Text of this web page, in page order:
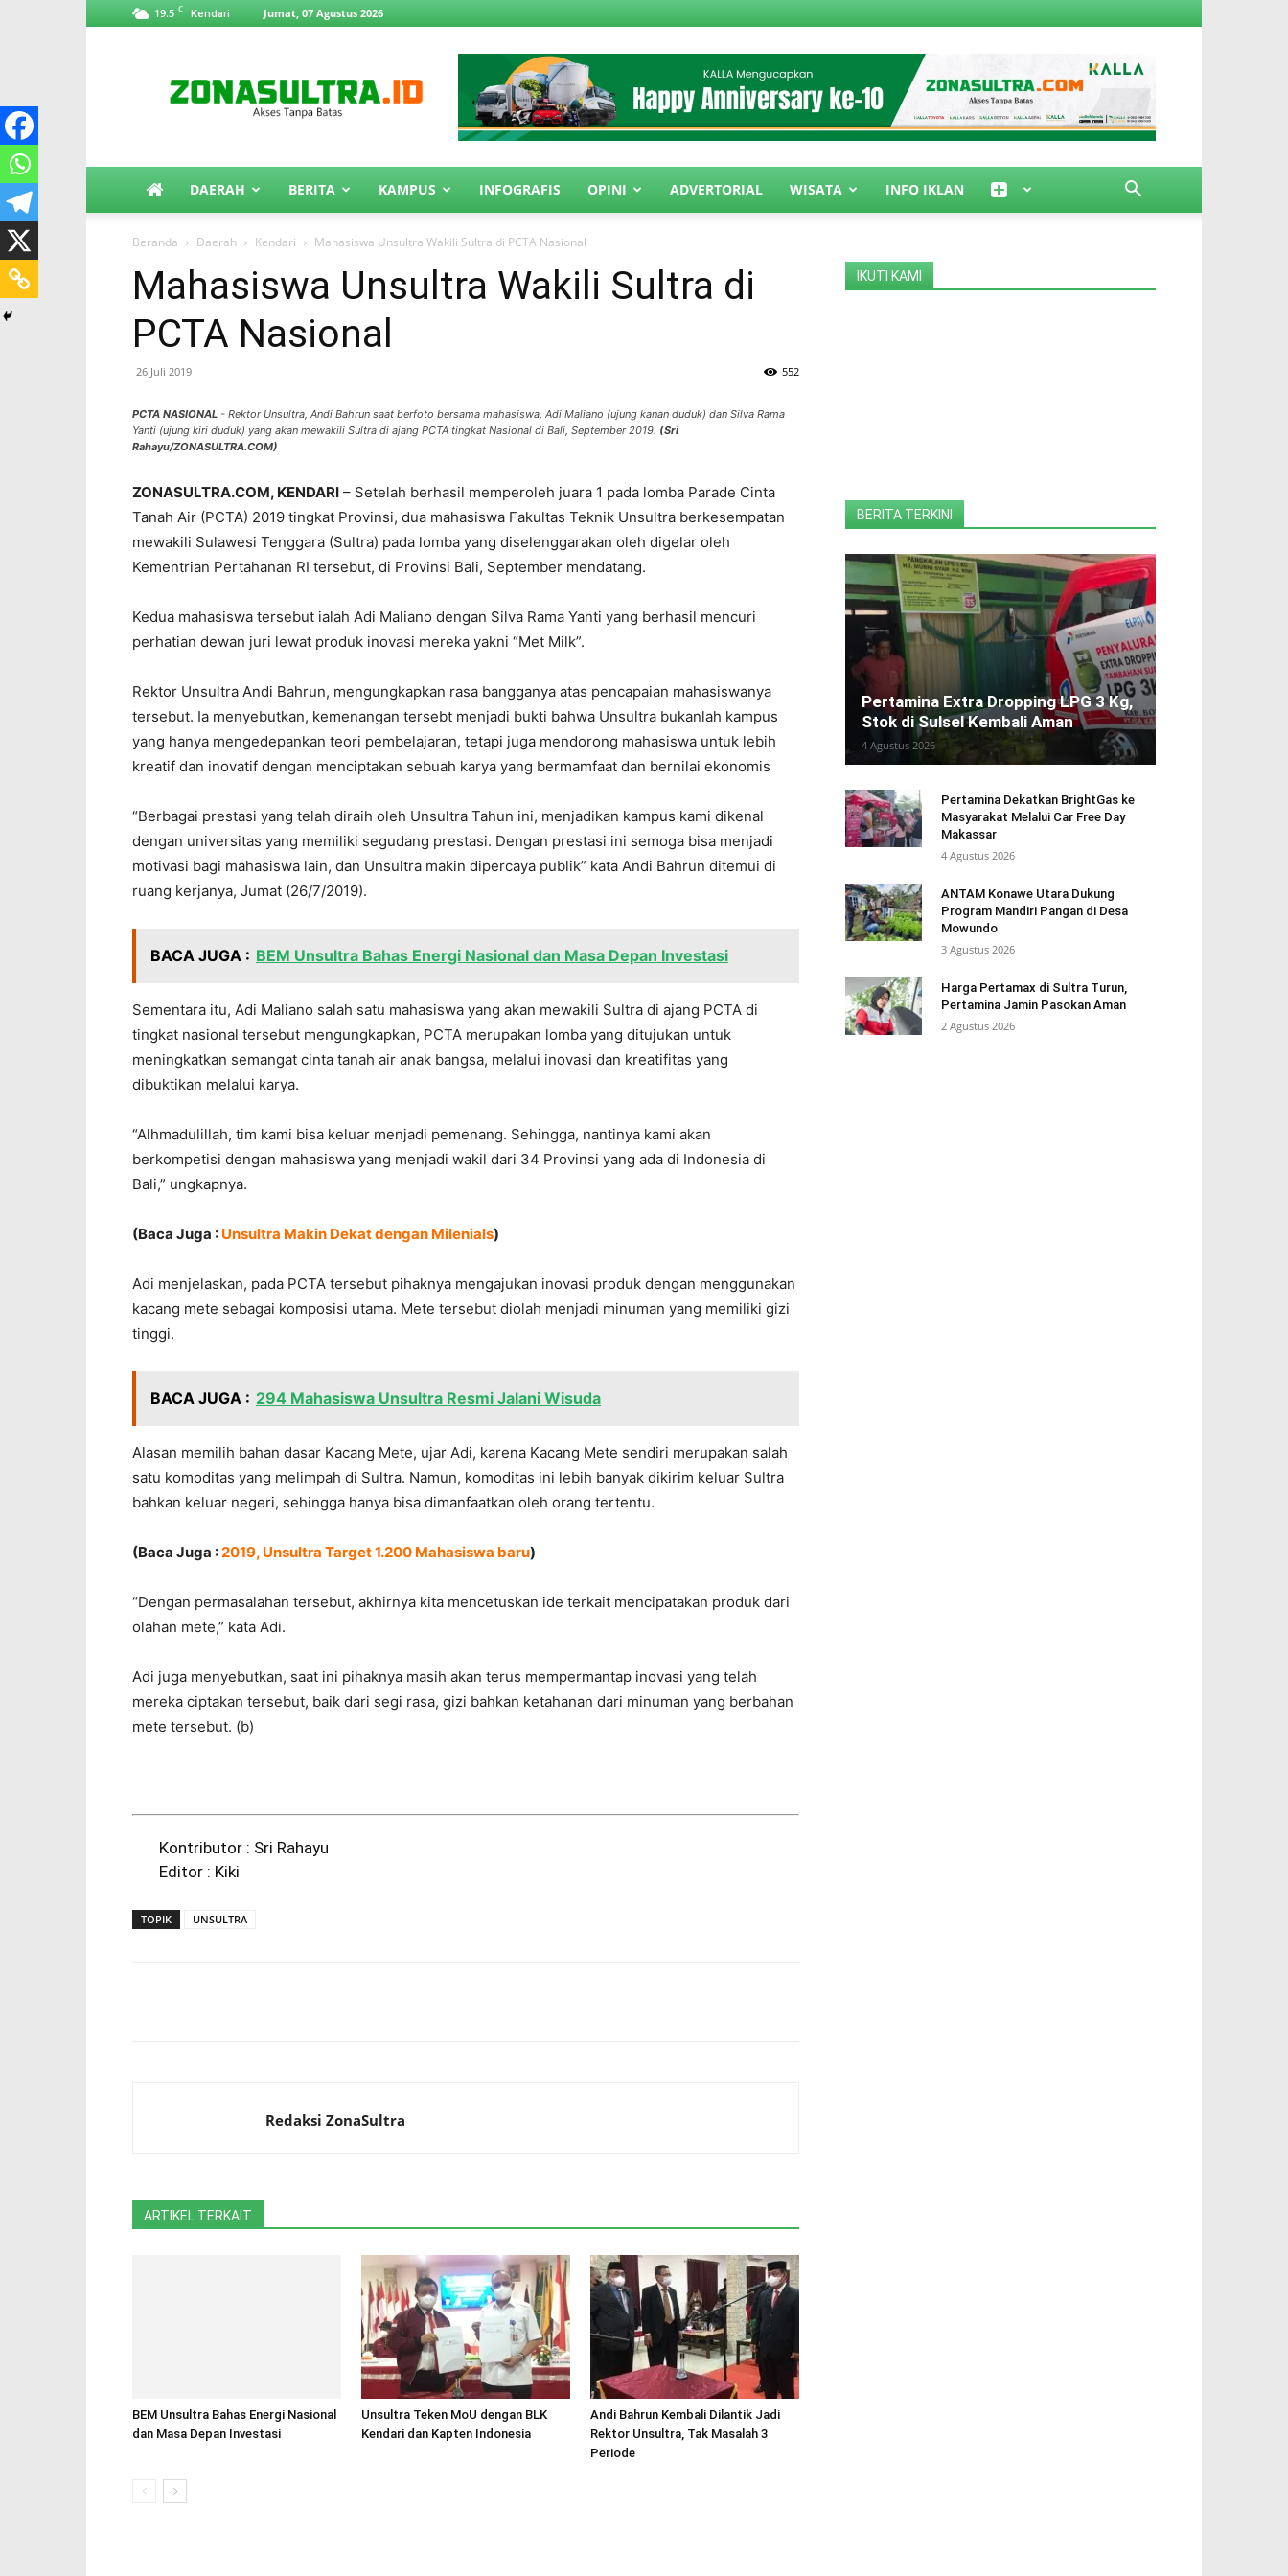
19.5 C Kendari Jumat, 07 Agustus 2026
DAERAH BERITA KAMPUS INFOGRAFIS OPINI ADVERTORIAL WISATA INFO IKLAN
Beranda Daerah Kendari Mahasiswa Unsultra Wakili Sultra di PCTA Nasional
Mahasiswa Unsultra Wakili Sultra di
PCTA Nasional
26 Juli 2019 552
PCTA NASIONAL - Rektor Unsultra, Andi Bahrun saat berfoto bersama mahasiswa, Adi Maliano (ujung kanan duduk) dan Silva Rama
Yanti (ujung kiri duduk) yang akan mewakili Sultra di ajang PCTA tingkat Nasional di Bali, September 2019. (Sri
Rahayu/ZONASULTRA.COM)
ZONASULTRA.COM, KENDARI – Setelah berhasil memperoleh juara 1 pada lomba Parade Cinta
Tanah Air (PCTA) 2019 tingkat Provinsi, dua mahasiswa Fakultas Teknik Unsultra berkesempatan
mewakili Sulawesi Tenggara (Sultra) pada lomba yang diselenggarakan oleh digelar oleh
Kementrian Pertahanan RI tersebut, di Provinsi Bali, September mendatang.
Kedua mahasiswa tersebut ialah Adi Maliano dengan Silva Rama Yanti yang berhasil mencuri
perhatian dewan juri lewat produk inovasi mereka yakni “Met Milk”.
Rektor Unsultra Andi Bahrun, mengungkapkan rasa bangganya atas pencapaian mahasiswanya
tersebut. Ia menyebutkan, kemenangan tersebt menjadi bukti bahwa Unsultra bukanlah kampus
yang hanya mengedepankan teori pembelajaran, tetapi juga mendorong mahasiswa untuk lebih
kreatif dan inovatif dengan menciptakan sebuah karya yang bermamfaat dan bernilai ekonomis
“Berbagai prestasi yang telah diraih oleh Unsultra Tahun ini, menjadikan kampus kami dikenal
dengan universitas yang memiliki segudang prestasi. Dengan prestasi ini semoga bisa menjadi
motivasi bagi mahasiswa lain, dan Unsultra makin dipercaya publik” kata Andi Bahrun ditemui di
ruang kerjanya, Jumat (26/7/2019).
BACA JUGA : BEM Unsultra Bahas Energi Nasional dan Masa Depan Investasi
Sementara itu, Adi Maliano salah satu mahasiswa yang akan mewakili Sultra di ajang PCTA di
tingkat nasional tersebut mengungkapkan, PCTA merupakan lomba yang ditujukan untuk
meningkatkan semangat cinta tanah air anak bangsa, melalui inovasi dan kreatifitas yang
dibuktikan melalui karya.
“Alhmadulillah, tim kami bisa keluar menjadi pemenang. Sehingga, nantinya kami akan
berkompetisi dengan mahasiswa yang menjadi wakil dari 34 Provinsi yang ada di Indonesia di
Bali,” ungkapnya.
(Baca Juga : Unsultra Makin Dekat dengan Milenials)
Adi menjelaskan, pada PCTA tersebut pihaknya mengajukan inovasi produk dengan menggunakan
kacang mete sebagai komposisi utama. Mete tersebut diolah menjadi minuman yang memiliki gizi
tinggi.
BACA JUGA : 294 Mahasiswa Unsultra Resmi Jalani Wisuda
Alasan memilih bahan dasar Kacang Mete, ujar Adi, karena Kacang Mete sendiri merupakan salah
satu komoditas yang melimpah di Sultra. Namun, komoditas ini lebih banyak dikirim keluar Sultra
bahkan keluar negeri, sehingga hanya bisa dimanfaatkan oleh orang tertentu.
(Baca Juga :2019, Unsultra Target 1.200 Mahasiswa baru)
“Dengan permasalahan tersebut, akhirnya kita mencetuskan ide terkait mencipatakan produk dari
olahan mete,” kata Adi.
Adi juga menyebutkan, saat ini pihaknya masih akan terus mempermantap inovasi yang telah
mereka ciptakan tersebut, baik dari segi rasa, gizi bahkan ketahanan dari minuman yang berbahan
mete tersebut. (b)
Kontributor : Sri Rahayu
Editor : Kiki
TOPIK UNSULTRA
Redaksi ZonaSultra
ARTIKEL TERKAIT
BEM Unsultra Bahas Energi Nasional
dan Masa Depan Investasi
Unsultra Teken MoU dengan BLK
Kendari dan Kapten Indonesia
Andi Bahrun Kembali Dilantik Jadi
Rektor Unsultra, Tak Masalah 3
Periode
IKUTI KAMI
BERITA TERKINI
Pertamina Extra Dropping LPG 3 Kg,
Stok di Sulsel Kembali Aman
4 Agustus 2026
Pertamina Dekatkan BrightGas ke
Masyarakat Melalui Car Free Day
Makassar
4 Agustus 2026
ANTAM Konawe Utara Dukung
Program Mandiri Pangan di Desa
Mowundo
3 Agustus 2026
Harga Pertamax di Sultra Turun,
Pertamina Jamin Pasokan Aman
2 Agustus 2026